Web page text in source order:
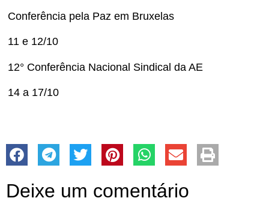
Conferência pela Paz em Bruxelas
11 e 12/10
12° Conferência Nacional Sindical da AE
14 a 17/10
Deixe um comentário